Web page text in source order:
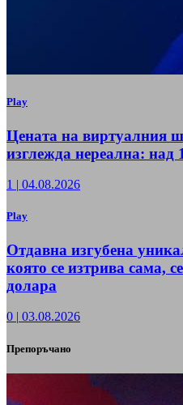
Play
Цената на виртуалния
изглежда нереална: над
1 | 04.08.2026
Play
Отдавна изгубена
която се изтрива сама,
долара
0 | 03.08.2026
Препоръчано